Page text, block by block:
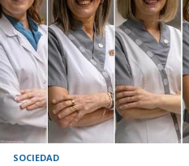
SOCIEDAD